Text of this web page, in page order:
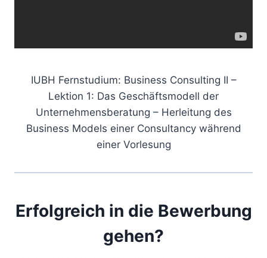
IUBH Fernstudium: Business Consulting II –
Lektion 1: Das Geschäftsmodell der
Unternehmensberatung – Herleitung des
Business Models einer Consultancy während
einer Vorlesung
Erfolgreich in die Bewerbung
gehen?